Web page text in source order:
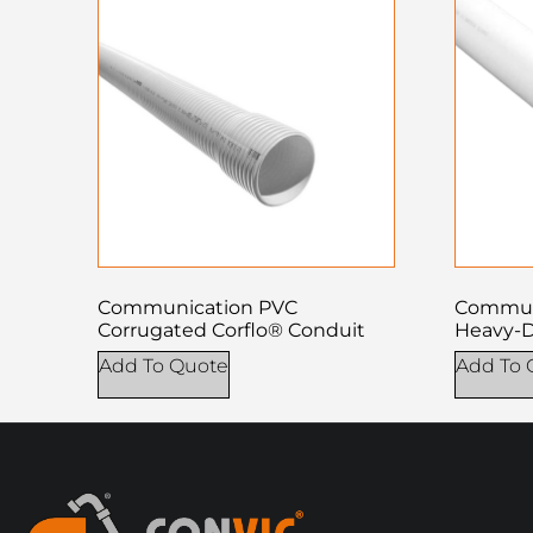
Communication PVC
Corrugated Corflo® Conduit
Add To Quote
Heavy-
Add To